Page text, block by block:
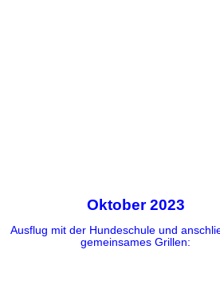
Oktober 2023
Ausflug mit der Hundeschule und
gemeinsames Grillen: